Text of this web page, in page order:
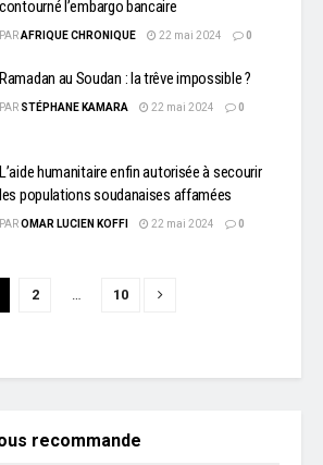
contourné l’embargo bancaire
PARAFRIQUE CHRONIQUE 22 mai 2024 0
Ramadan au Soudan : la trêve impossible ?
PAR STÉPHANE KAMARA 22 mai 2024 0
L’aide humanitaire enfin autorisée à secourir
les populations soudanaises affamées
PAROMAR LUCIEN KOFFI 22 mai 2024 0
2 10
recommande